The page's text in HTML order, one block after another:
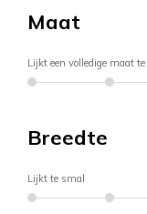
Maat
Lijkt een volledige maat
Breedte
Lijkt te smal